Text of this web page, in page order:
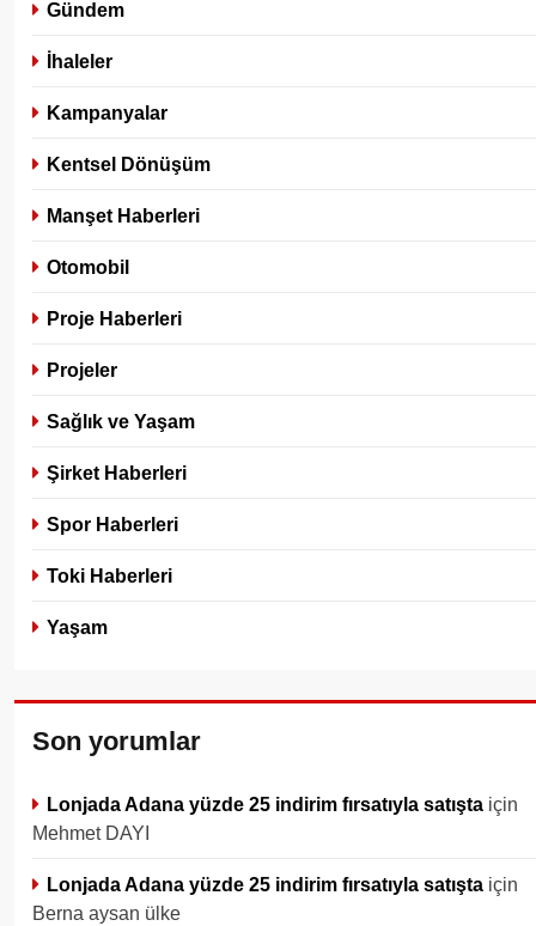
Gündem
İhaleler
Kampanyalar
Kentsel Dönüşüm
Manşet Haberleri
Otomobil
Proje Haberleri
Projeler
Sağlık ve Yaşam
Şirket Haberleri
Spor Haberleri
Toki Haberleri
Yaşam
Son yorumlar
Lonjada Adana yüzde 25 indirim fırsatıyla satışta için
Mehmet DAYI
Lonjada Adana yüzde 25 indirim fırsatıyla satışta için
Berna aysan ülke